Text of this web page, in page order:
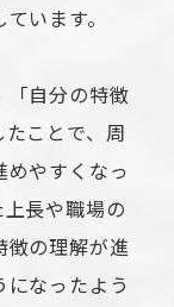
います。
「自分の特徴
ことで、周
めやすくなっ
長や職場の
徴の理解が進
なったよう